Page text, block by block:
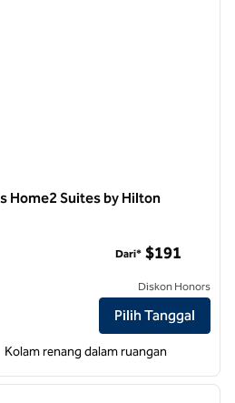
Home2 Suites by Hilton
Suites by Hilton Durham University
Dari* $191
Diskon Honors
Pilih Tanggal
Kolam renang dalam ruangan